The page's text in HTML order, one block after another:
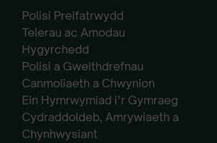
Polisi Preifatrwydd
Telerau ac Amodau
Hygyrchedd
Polisi a Gweithdrefnau
Canmoliaeth a Chwynion
Ein Hymrwymiad i’r Gymraeg
Cydraddoldeb, Amrywiaeth a
Chynhwysiant